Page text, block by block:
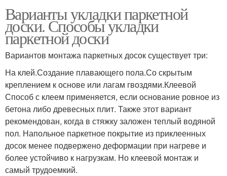
Варианты укладки паркетной
доски. Способы укладки
паркетной доски
Вариантов монтажа паркетных досок существует три:
На клей.Создание плавающего пола.Со скрытым
креплением к основе или лагам гвоздями.Клеевой
Способ с клеем применяется, если основание ровное из
бетона либо древесных плит. Также этот вариант
рекомендован, когда в стяжку заложен теплый водяной
пол. Напольное паркетное покрытие из приклеенных
досок менее подвержено деформации при нагреве и
более устойчиво к нагрузкам. Но клеевой монтаж и
самый трудоемкий.